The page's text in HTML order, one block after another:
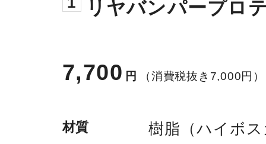
リヤバンパープロ
7,700 円 （消費税抜き7,000円）
材質 樹脂（ハイボ